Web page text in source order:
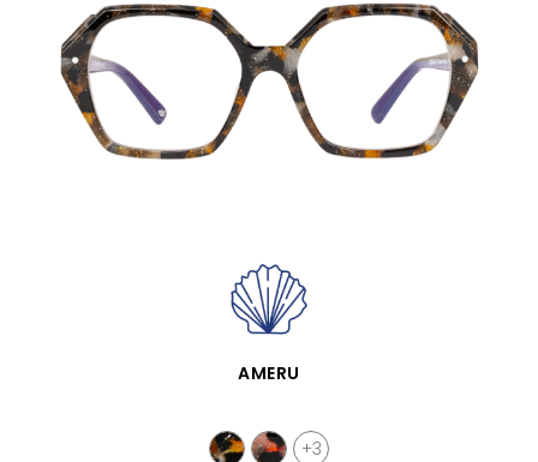
SCHNELLANSICHT
AMERU
+3